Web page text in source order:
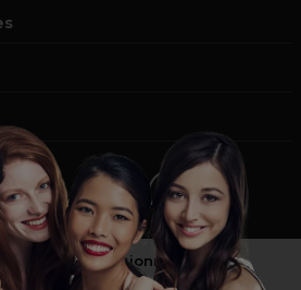
pas un professionnel ?
site pourles particuliers !